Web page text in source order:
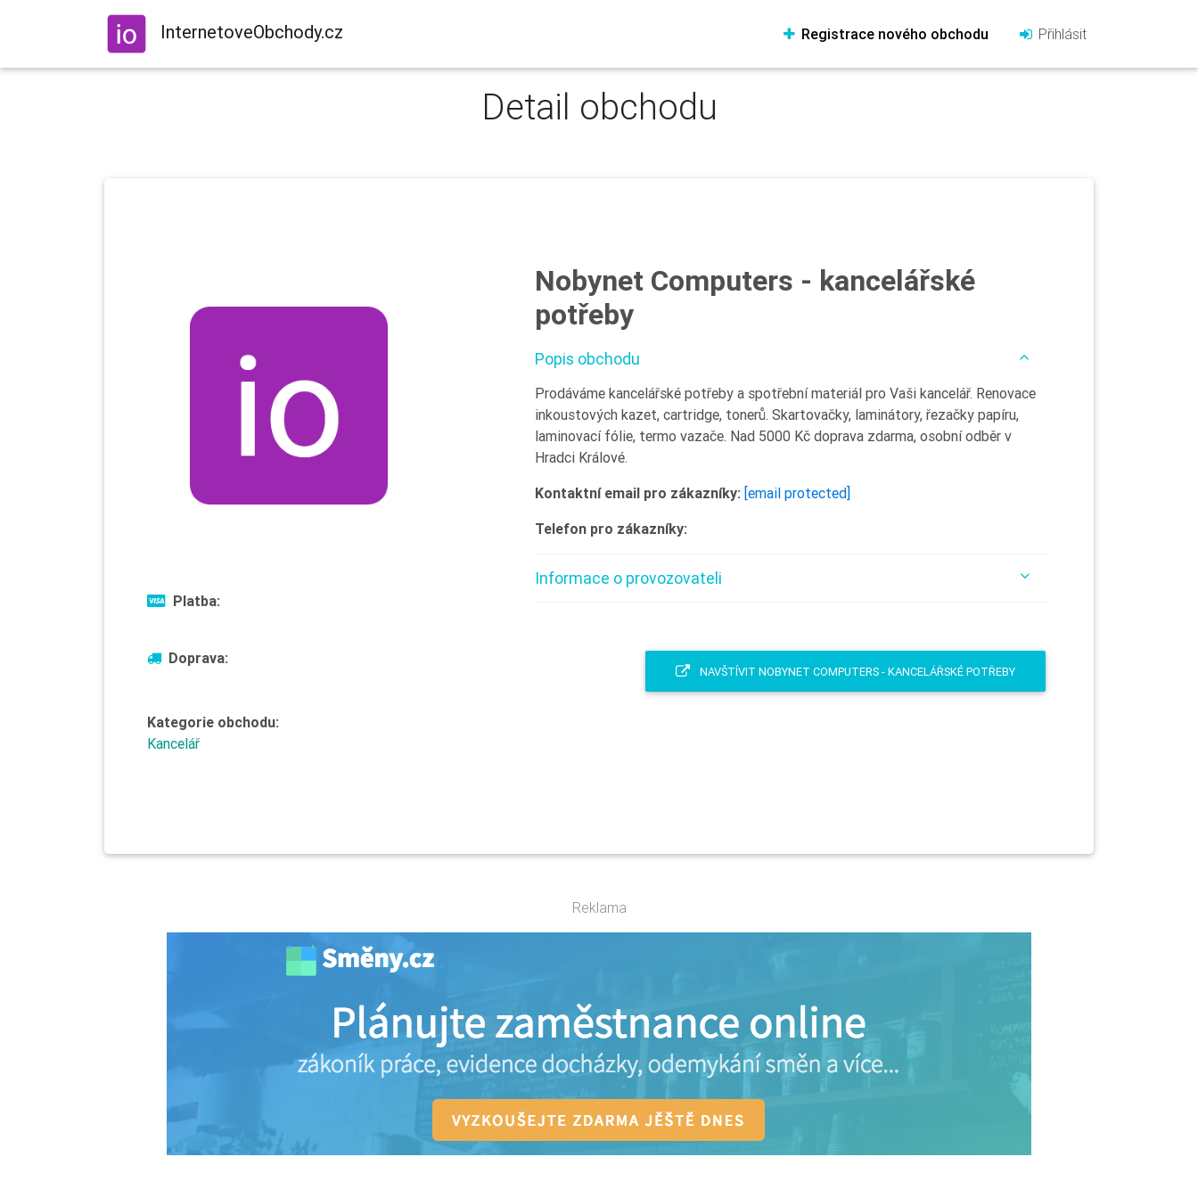
InternetoveObchody.cz Registrace nového obchodu Přihlásit
Detail obchodu
Platba:
Doprava:
Kategorie obchodu:
Kancelář
Nobynet Computers - kancelářské
potřeby
Popis obchodu
Prodáváme kancelářské potřeby a spotřební materiál pro Vaši kancelář. Renovace
inkoustových kazet, cartridge, tonerů. Skartovačky, laminátory, řezačky papíru,
laminovací fólie, termo vazače. Nad 5000 Kč doprava zdarma, osobní odběr v
Hradci Králové.
Kontaktní email pro zákazníky: [email protected]
Telefon pro zákazníky:
Informace o provozovateli
NAVŠTÍVIT NOBYNET COMPUTERS - KANCELÁŘSKÉ POTŘEBY
Reklama